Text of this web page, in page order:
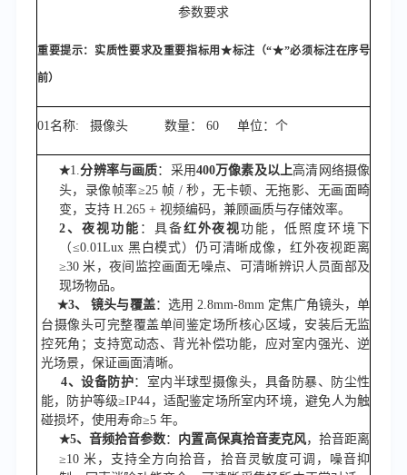
参数要求
重要提示：实质性要求及重要指标用 ★标注（“★”必须标注在序号
前）
01名称: 摄像头 数量： 60 单位： 个
★1.分辨率与画质：采用400万像素及以上高清网络摄像
头，录像帧率≥25 帧 / 秒，无卡顿、无拖影、无画面畸
变，支持 H.265 + 视频编码，兼顾画质与存储效率。
2、 夜视功能 ：具备红外夜视功能，低照度环境下
（≤0.01Lux 黑白模式）仍可清晰成像，红外夜视距离
≥30 米，夜间监控画面无噪点、可清晰辨识人员面部及
现场物品。
★3、 镜头与覆盖：选用 2.8mm-8mm 定焦广角镜头，单
台摄像头可完整覆盖单间鉴定场所核心区域，安装后无监
控死角；支持宽动态、背光补偿功能，应对室内强光、逆
光场景，保证画面清晰。
4、设备防护：室内半球型摄像头，具备防暴、防尘性
能，防护等级≥IP44，适配鉴定场所室内环境，避免人为触
碰损坏，使用寿命≥5 年。
★5、音频拾音参数： 内置高保真拾音麦克风，拾音距离
≥10 米，支持全方向拾音，拾音灵敏度可调，噪音抑